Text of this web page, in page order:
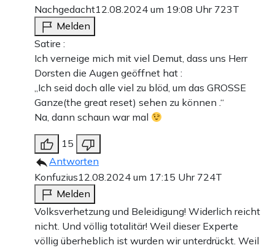
Nachgedacht12.08.2024 um 19:08 Uhr 723T
Melden
Satire :
Ich verneige mich mit viel Demut, dass uns Herr
Dorsten die Augen geöffnet hat :
„Ich seid doch alle viel zu blöd, um das GROSSE
Ganze(the great reset) sehen zu können .“
Na, dann schaun war mal
15
Antworten
Konfuzius12.08.2024 um 17:15 Uhr 724T
Melden
Volksverhetzung und Beleidigung! Widerlich reicht
nicht. Und völlig totalitär! Weil dieser Experte
völlig überheblich ist wurden wir unterdrückt. Weil